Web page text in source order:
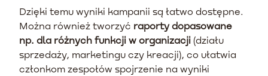
Dzięki temu wyniki kampanii są łatwo dostępne.
Można również tworzyć raporty dopasowane
np. dla różnych funkcji w organizacji (działu
sprzedaży, marketingu czy kreacji), co ułatwia
członkom zespołów spojrzenie na wyniki